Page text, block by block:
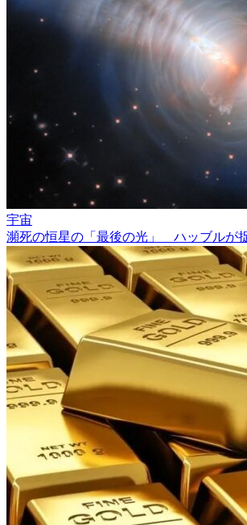
宇宙
瀕死の恒星の「最後の光」 ハッブルが